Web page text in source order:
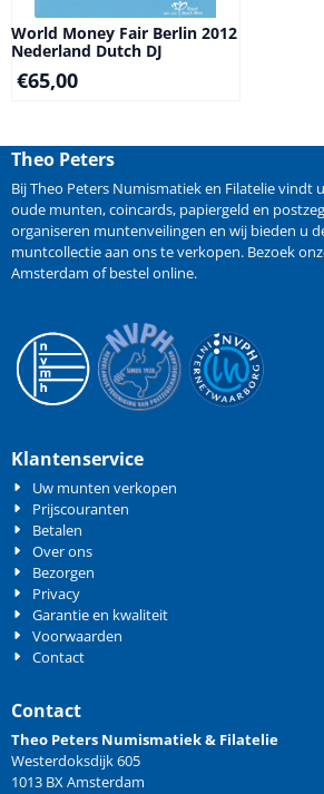
World Money Fair Berlin 2012
Nederland Dutch DJ
€65,00
Theo Peters
Bij Theo Peters Numismatiek en Filatelie vindt
oude munten,coincards, papiergeld en
organiseren muntenveilingen en wij bieden u
muntcollectie aan ons te verkopen. Bezoek
Amsterdam of bestel online.
Klantenservice
Uw munten verkopen
Prijscouranten
Betalen
Over ons
Bezorgen
Privacy
Garantie en kwaliteit
Voorwaarden
Contact
Contact
Theo Peters Numismatiek & Filatelie
Westerdoksdijk 605
1013 BX Amsterdam